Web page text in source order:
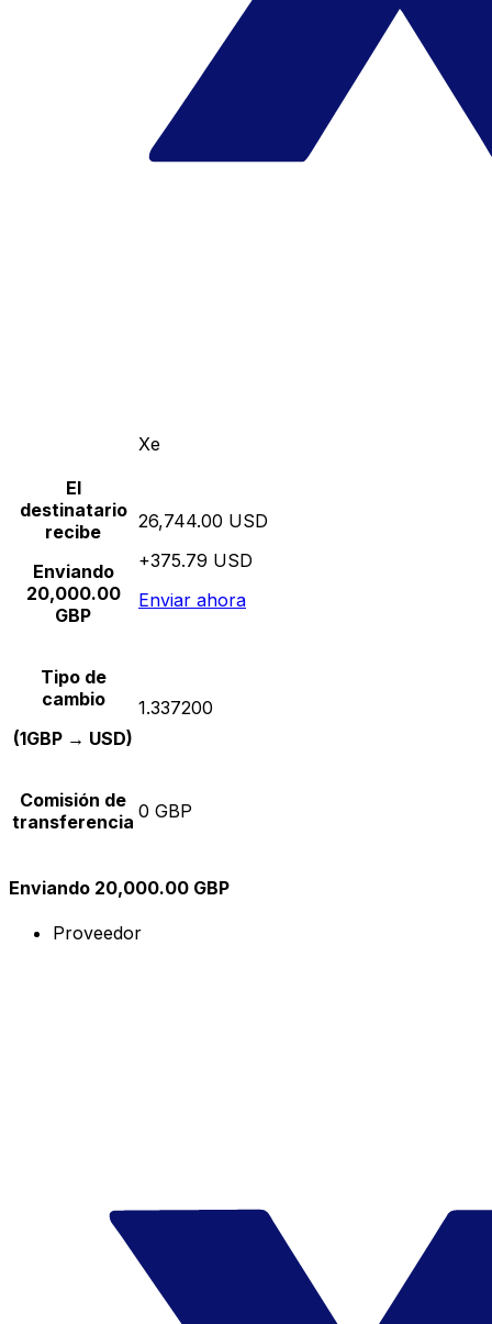
Xe
El
destinatario
recibe
Enviando
20,000.00
GBP
26,744.00 USD
+375.79 USD
Enviar ahora
Tipo de
cambio
(1GBP → USD)
1.337200
Comisión de
transferencia 0 GBP
Enviando 20,000.00 GBP
Proveedor